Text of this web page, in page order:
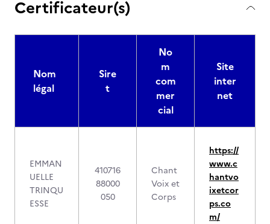
Certificateur(s)
Nom
légal
Sire
t
No
m
com
mer
cial
Site
inter
net
EMMAN
UELLE
TRINQU
ESSE
410716
88000
050
Chant
Voix et
Corps
https://
www.c
hantvo
ixetcor
ps.co
m/